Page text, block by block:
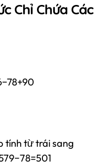
Chỉ Chứa Các
tính từ trái sang